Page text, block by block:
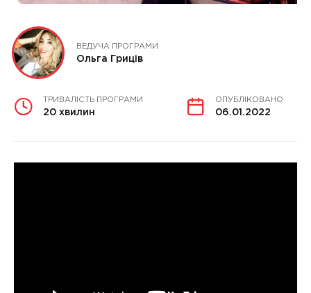
ВЕДУЧА ПРОГРАМИ
Ольга Гриців
ТРИВАЛІСТЬ ПРОГРАМИ
20 хвилин
ОПУБЛІКОВАНО
06.01.2022